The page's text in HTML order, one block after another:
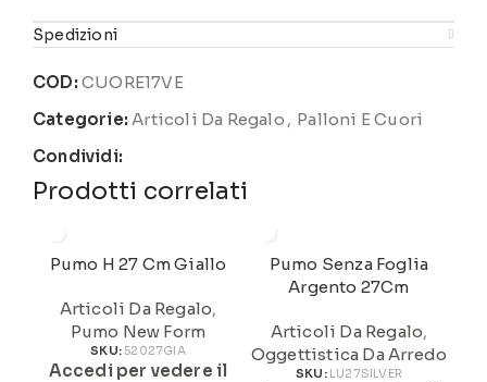
Spedizioni
COD: CUORE17VE
Categorie: Articoli Da Regalo , Palloni E Cuori
Condividi:
Prodotti correlati
Pumo H 27 Cm Giallo
Articoli Da Regalo,
Pumo New Form
SKU:52027GIA
Accedi per vedere il
Pumo Senza Foglia
Argento 27Cm
Articoli Da Regalo,
Oggettistica Da Arredo
SKU: LU27SILVER